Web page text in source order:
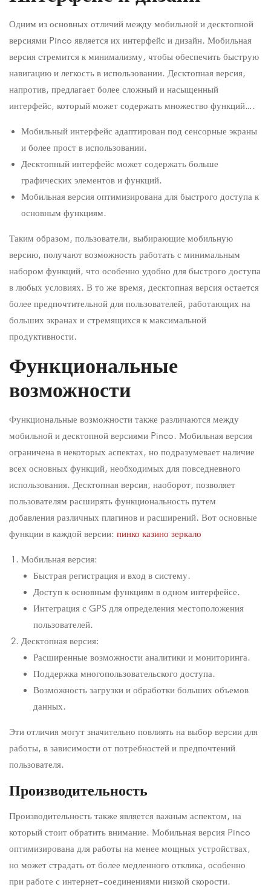
Одним из основных отличий между мобильной и десктопной
версиями Pinco является их интерфейс и дизайн. Мобильная
версия стремится к минимализму, чтобы обеспечить быструю
навигацию и легкость в использовании. Десктопная версия,
напротив, предлагает более сложный и насыщенный
интерфейс, который может содержать множество функций….
Мобильный интерфейс адаптирован под сенсорные экраны
и более прост в использовании.
Десктопный интерфейс может содержать больше
графических элементов и функций.
Мобильная версия оптимизирована для быстрого доступа к
основным функциям.
Таким образом, пользователи, выбирающие мобильную
версию, получают возможность работать с минимальным
набором функций, что особенно удобно для быстрого доступа
в любых условиях. В то же время, десктопная версия остается
более предпочтительной для пользователей, работающих на
больших экранах и стремящихся к максимальной
продуктивности.
Функциональные
возможности
Функциональные возможности также различаются между
мобильной и десктопной версиями Pinco. Мобильная версия
ограничена в некоторых аспектах, но подразумевает наличие
всех основных функций, необходимых для повседневного
использования. Десктопная версия, наоборот, позволяет
пользователям расширять функциональность путем
добавления различных плагинов и расширений. Вот основные
функции в каждой версии: пинко казино зеркало
Мобильная версия:
Быстрая регистрация и вход в систему.
Доступ к основным функциям в одном интерфейсе.
Интеграция с GPS для определения местоположения
пользователей.
Десктопная версия:
Расширенные возможности аналитики и мониторинга.
Поддержка многопользовательского доступа.
Возможность загрузки и обработки больших объемов
данных.
Эти отличия могут значительно повлиять на выбор версии для
работы, в зависимости от потребностей и предпочтений
пользователя.
Производительность
Производительность также является важным аспектом, на
который стоит обратить внимание. Мобильная версия Pinco
оптимизирована для работы на менее мощных устройствах,
но может страдать от более медленного отклика, особенно
при работе с интернет-соединениями низкой скорости.